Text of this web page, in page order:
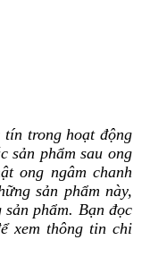
trong hoạt động
sản phẩm sau ong
ong ngâm chanh
sản phẩm này,
phẩm. Bạn đọc
xem thông tin chi